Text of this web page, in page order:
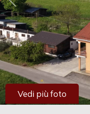
Vedi più foto
Scegli
dove
cercare
Provincia
Comune